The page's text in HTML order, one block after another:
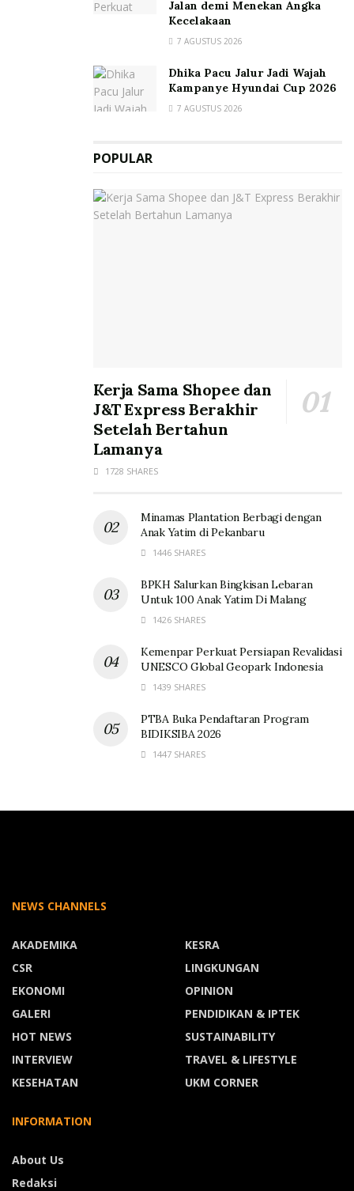
Jalan demi Menekan Angka
Kecelakaan
7 AGUSTUS 2026
Dhika Pacu Jalur Jadi Wajah
Kampanye Hyundai Cup 2026
7 AGUSTUS 2026
POPULAR
Kerja Sama Shopee dan
J&T Express Berakhir
Setelah Bertahun
Lamanya
1728 SHARES
Minamas Plantation Berbagi dengan
Anak Yatim di Pekanbaru
1446 SHARES
BPKH Salurkan Bingkisan Lebaran
Untuk 100 Anak Yatim Di Malang
1426 SHARES
Kemenpar Perkuat Persiapan Revalidasi
UNESCO Global Geopark Indonesia
1439 SHARES
PTBA Buka Pendaftaran Program
BIDIKSIBA 2026
1447 SHARES
NEWS CHANNELS
AKADEMIKA
CSR
EKONOMI
GALERI
HOT NEWS
INTERVIEW
KESEHATAN
KESRA
LINGKUNGAN
OPINION
PENDIDIKAN & IPTEK
SUSTAINABILITY
TRAVEL & LIFESTYLE
UKM CORNER
INFORMATION
About Us
Redaksi